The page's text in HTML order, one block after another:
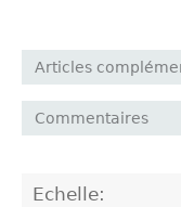
Articles
Commentaires
Echelle: